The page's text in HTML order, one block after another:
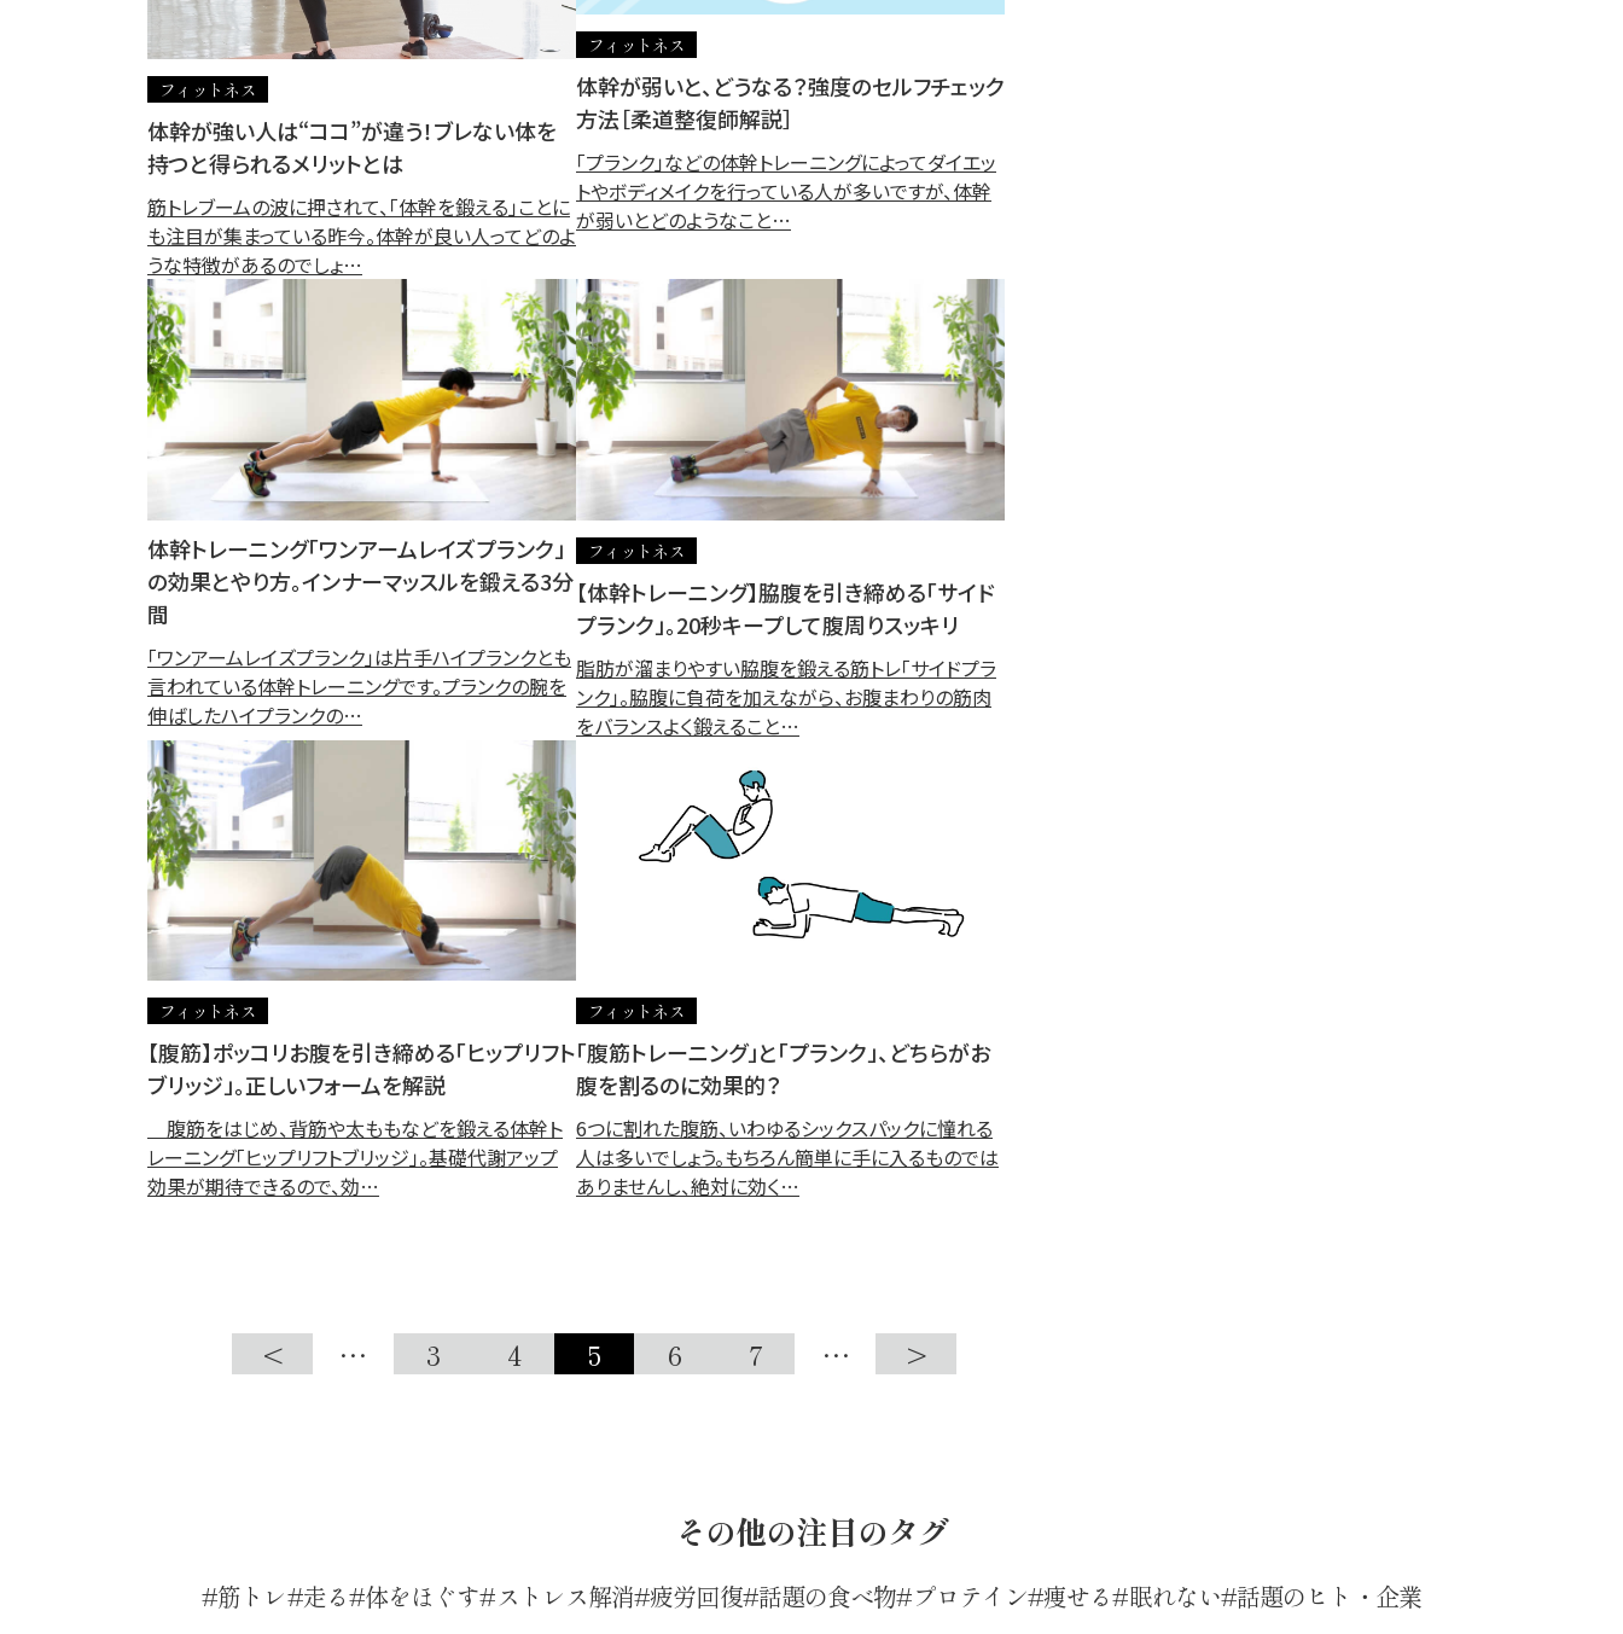
フィットネス
体幹が強い人は“ココ”が違う！ブレない体を
持つと得られるメリットとは
筋トレブームの波に押されて、「体幹を鍛える」ことに
も注目が集まっている昨今。体幹が良い人ってどのよ
うな特徴があるのでしょ…
フィットネス
体幹が弱いと、どうなる？強度のセルフチェック
方法［柔道整復師解説］
「プランク」などの体幹トレーニングによってダイエッ
トやボディメイクを行っている人が多いですが、体幹
が弱いとどのようなこと…
体幹トレーニング「ワンアームレイズプランク」
の効果とやり方。インナーマッスルを鍛える3分
間
「ワンアームレイズプランク」は片手ハイプランクとも
言われている体幹トレーニングです。プランクの腕を
伸ばしたハイプランクの…
フィットネス
【体幹トレーニング】脇腹を引き締める「サイド
プランク」。20秒キープして腹周りスッキリ
脂肪が溜まりやすい脇腹を鍛える筋トレ「サイドプラ
ンク」。脇腹に負荷を加えながら、お腹まわりの筋肉
をバランスよく鍛えること…
フィットネス
【腹筋】ポッコリお腹を引き締める「ヒップリフト
ブリッジ」。正しいフォームを解説
腹筋をはじめ、背筋や太ももなどを鍛える体幹ト
レーニング「ヒップリフトブリッジ」。基礎代謝アップ
効果が期待できるので、効…
フィットネス
「腹筋トレーニング」と「プランク」、どちらがお
腹を割るのに効果的？
6つに割れた腹筋、いわゆるシックスパックに憧れる
人は多いでしょう。もちろん簡単に手に入るものでは
ありませんし、絶対に効く…
< … 3 4 5 6 7 … >
その他の注目のタグ
筋トレ 走る 体をほぐす ストレス解消 疲労回復 話題の食べ物 プロテイン 痩せる 眠れない 話題のヒト・企業